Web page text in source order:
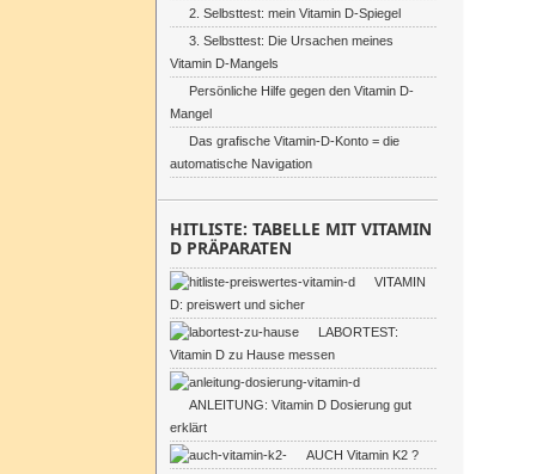
2. Selbsttest: mein Vitamin D-Spiegel
3. Selbsttest: Die Ursachen meines
Vitamin D-Mangels
Persönliche Hilfe gegen den Vitamin D-
Mangel
Das grafische Vitamin-D-Konto = die
automatische Navigation
HITLISTE: TABELLE MIT VITAMIN
D PRÄPARATEN
VITAMIN
D: preiswert und sicher
LABORTEST:
Vitamin D zu Hause messen
ANLEITUNG: Vitamin D Dosierung gut
erklärt
AUCH Vitamin K2 ?